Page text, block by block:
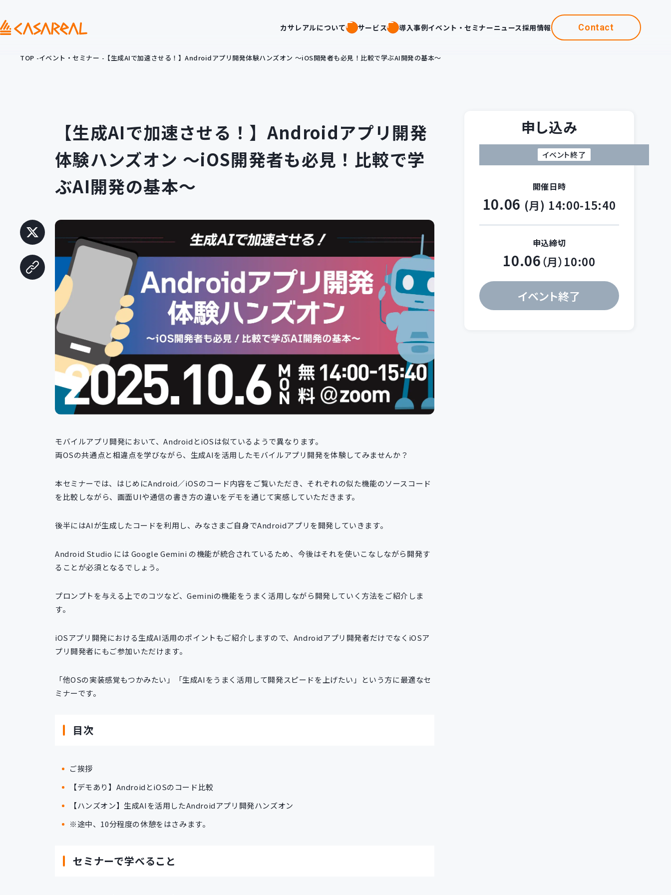
カサレアルについて サービス 導入事例イベント・セミナーニュース採用情報 Contact
TOP イベント・セミナー 【生成AIで加速させる！】Androidアプリ開発体験ハンズオン 〜iOS開発者も必見！比較で学ぶAI開発の基本〜
【生成AIで加速させる！】Androidアプリ開発
体験ハンズオン 〜iOS開発者も必見！比較で学
ぶAI開発の基本〜
モバイルアプリ開発において、AndroidとiOSは似ているようで異なります。
両OSの共通点と相違点を学びながら、生成AIを活用したモバイルアプリ開発を体験してみませんか？
本セミナーでは、はじめにAndroid／iOSのコード内容をご覧いただき、それぞれの似た機能のソースコード
を比較しながら、画面UIや通信の書き方の違いをデモを通じて実感していただきます。
後半にはAIが生成したコードを利用し、みなさまご自身でAndroidアプリを開発していきます。
Android Studio には Google Gemini の機能が統合されているため、今後はそれを使いこなしながら開発す
ることが必須となるでしょう。
プロンプトを与える上でのコツなど、Geminiの機能をうまく活用しながら開発していく方法をご紹介しま
す。
iOSアプリ開発における生成AI活用のポイントもご紹介しますので、Androidアプリ開発者だけでなくiOSア
プリ開発者にもご参加いただけます。
「他OSの実装感覚もつかみたい」「生成AIをうまく活用して開発スピードを上げたい」という方に最適なセ
ミナーです。
目次
ご挨拶
【デモあり】AndroidとiOSのコード比較
【ハンズオン】生成AIを活用したAndroidアプリ開発ハンズオン
※途中、10分程度の休憩をはさみます。
セミナーで学べること
申し込み
イベント終了
開催日時
10.06 (月) 14:00-15:40
申込締切
10.06（月）10:00
イベント終了